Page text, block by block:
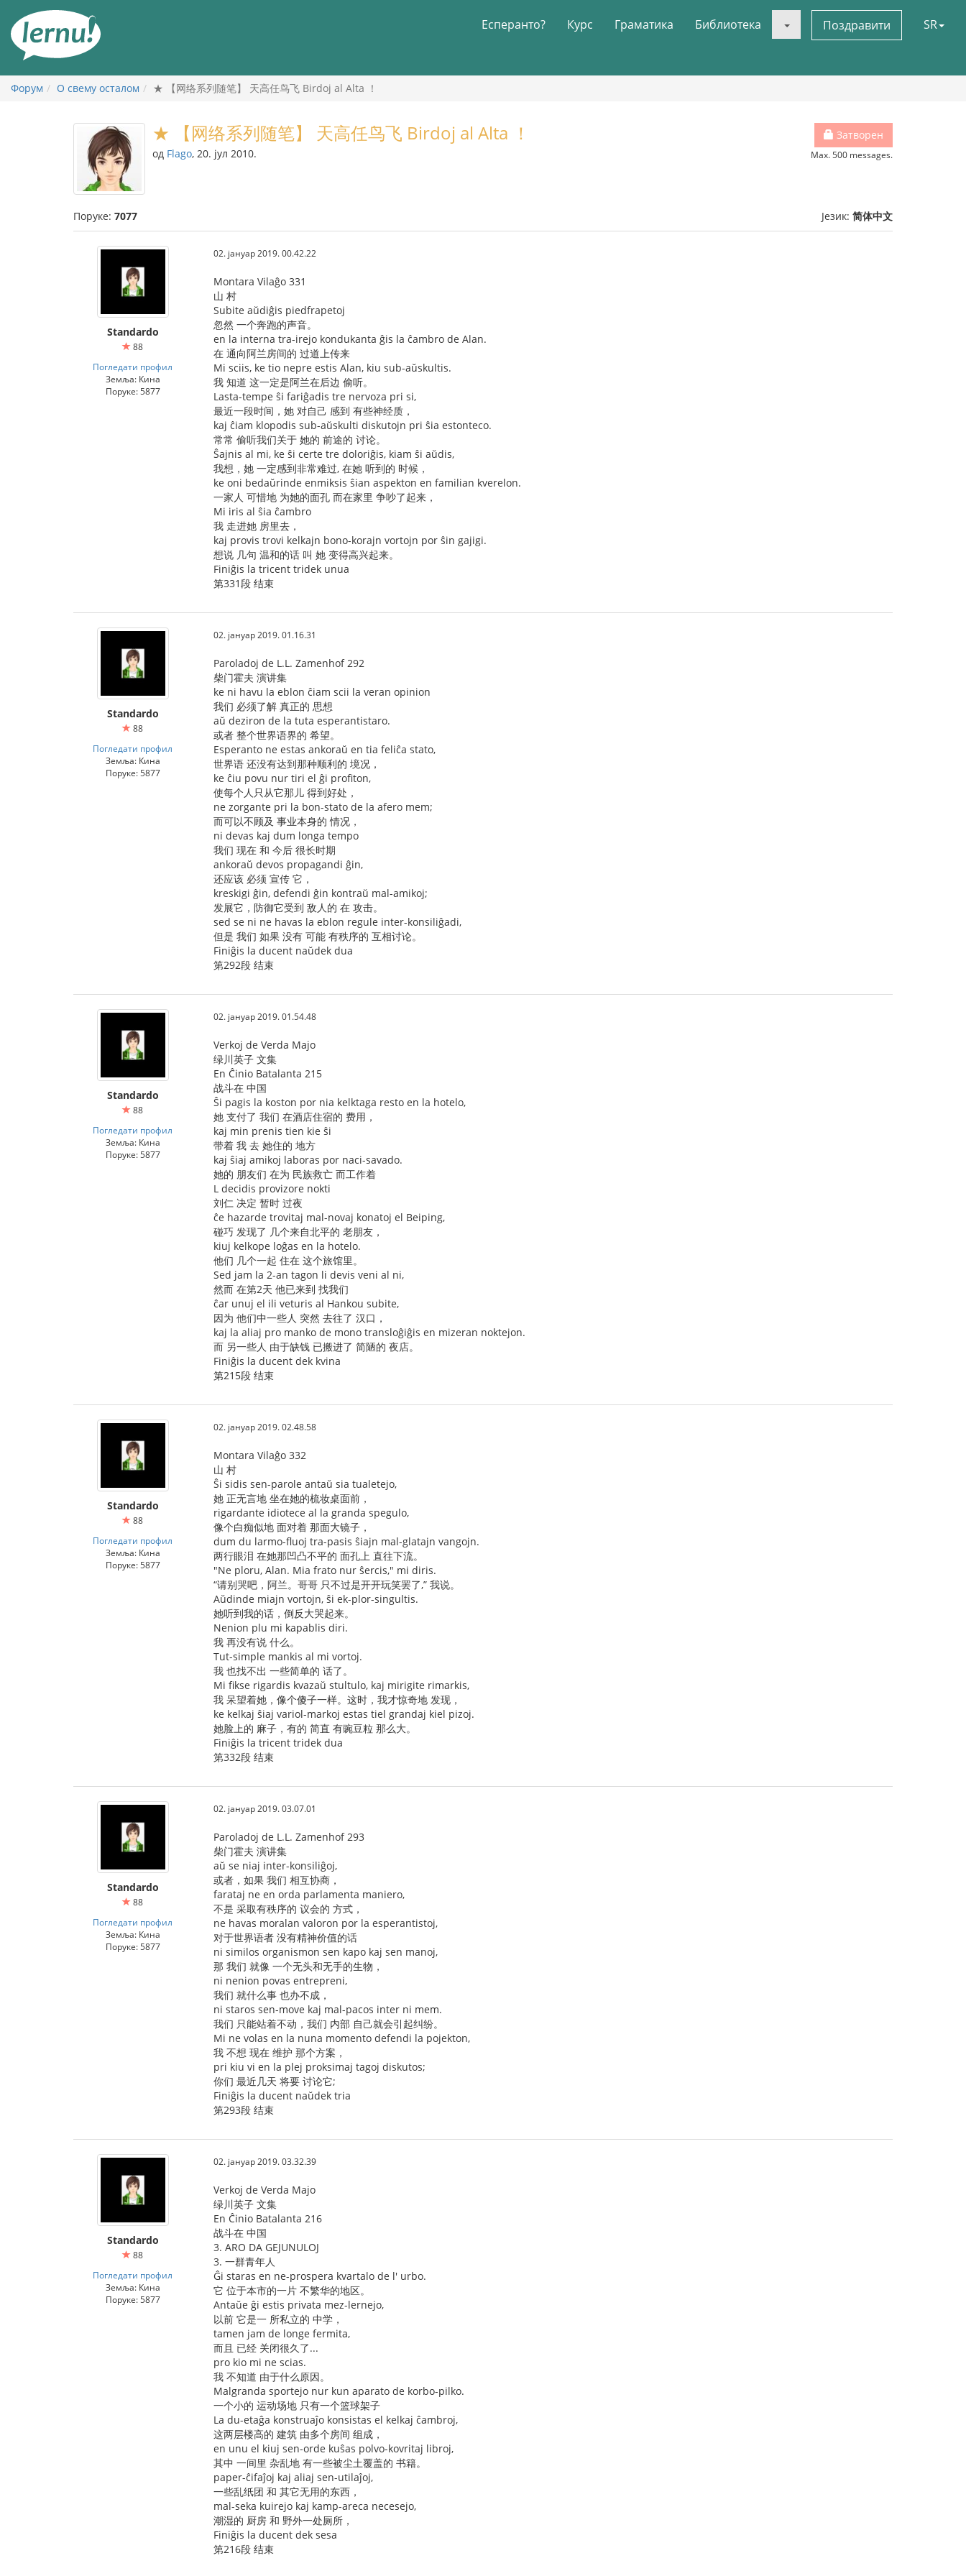
садржају
Есперанто? Курс Граматика Библиотека Поздравити SR
Форум О свему осталом ★ 【网络系列随笔】 天高任鸟飞 Birdoj al Alta ！
Затворен
Max. 500 messages.
★ 【网络系列随笔】 天高任鸟飞 Birdoj al Alta ！
од Flago, 20. јул 2010.
Поруке: 7077 Језик: 简体中文
Standardo
88
Погледати профил
Земља: Кина
Поруке: 5877
02. јануар 2019. 00.42.22
Montara Vilaĝo 331
山 村
Subite aŭdiĝis piedfrapetoj
忽然 一个奔跑的声音。
en la interna tra-irejo kondukanta ĝis la ĉambro de Alan.
在 通向阿兰房间的 过道上传来
Mi sciis, ke tio nepre estis Alan, kiu sub-aŭskultis.
我 知道 这一定是阿兰在后边 偷听。
Lasta-tempe ŝi fariĝadis tre nervoza pri si,
最近一段时间，她 对自己 感到 有些神经质，
kaj ĉiam klopodis sub-aŭskulti diskutojn pri ŝia estonteco.
常常 偷听我们关于 她的 前途的 讨论。
Ŝajnis al mi, ke ŝi certe tre doloriĝis, kiam ŝi aŭdis,
我想，她 一定感到非常难过, 在她 听到的 时候，
ke oni bedaŭrinde enmiksis ŝian aspekton en familian kverelon.
一家人 可惜地 为她的面孔 而在家里 争吵了起来，
Mi iris al ŝia ĉambro
我 走进她 房里去，
kaj provis trovi kelkajn bono-korajn vortojn por ŝin gajigi.
想说 几句 温和的话 叫 她 变得高兴起来。
Finiĝis la tricent tridek unua
第331段 结束
Standardo
88
Погледати профил
Земља: Кина
Поруке: 5877
02. јануар 2019. 01.16.31
Paroladoj de L.L. Zamenhof 292
柴门霍夫 演讲集
ke ni havu la eblon ĉiam scii la veran opinion
我们 必须了解 真正的 思想
aŭ deziron de la tuta esperantistaro.
或者 整个世界语界的 希望。
Esperanto ne estas ankoraŭ en tia feliĉa stato,
世界语 还没有达到那种顺利的 境况，
ke ĉiu povu nur tiri el ĝi profiton,
使每个人只从它那儿 得到好处，
ne zorgante pri la bon-stato de la afero mem;
而可以不顾及 事业本身的 情况，
ni devas kaj dum longa tempo
我们 现在 和 今后 很长时期
ankoraŭ devos propagandi ĝin,
还应该 必须 宣传 它，
kreskigi ĝin, defendi ĝin kontraŭ mal-amikoj;
发展它，防御它受到 敌人的 在 攻击。
sed se ni ne havas la eblon regule inter-konsiliĝadi,
但是 我们 如果 没有 可能 有秩序的 互相讨论。
Finiĝis la ducent naŭdek dua
第292段 结束
Standardo
88
Погледати профил
Земља: Кина
Поруке: 5877
02. јануар 2019. 01.54.48
Verkoj de Verda Majo
绿川英子 文集
En Ĉinio Batalanta 215
战斗在 中国
Ŝi pagis la koston por nia kelktaga resto en la hotelo,
她 支付了 我们 在酒店住宿的 费用，
kaj min prenis tien kie ŝi
带着 我 去 她住的 地方
kaj ŝiaj amikoj laboras por naci-savado.
她的 朋友们 在为 民族救亡 而工作着
L decidis provizore nokti
刘仁 决定 暂时 过夜
ĉe hazarde trovitaj mal-novaj konatoj el Beiping,
碰巧 发现了 几个来自北平的 老朋友，
kiuj kelkope loĝas en la hotelo.
他们 几个一起 住在 这个旅馆里。
Sed jam la 2-an tagon li devis veni al ni,
然而 在第2天 他已来到 找我们
ĉar unuj el ili veturis al Hankou subite,
因为 他们中一些人 突然 去往了 汉口，
kaj la aliaj pro manko de mono transloĝiĝis en mizeran noktejon.
而 另一些人 由于缺钱 已搬进了 简陋的 夜店。
Finiĝis la ducent dek kvina
第215段 结束
Standardo
88
Погледати профил
Земља: Кина
Поруке: 5877
02. јануар 2019. 02.48.58
Montara Vilaĝo 332
山 村
Ŝi sidis sen-parole antaŭ sia tualetejo,
她 正无言地 坐在她的梳妆桌面前，
rigardante idiotece al la granda spegulo,
像个白痴似地 面对着 那面大镜子，
dum du larmo-fluoj tra-pasis ŝiajn mal-glatajn vangojn.
两行眼泪 在她那凹凸不平的 面孔上 直往下流。
"Ne ploru, Alan. Mia frato nur ŝercis," mi diris.
“请别哭吧，阿兰。哥哥 只不过是开开玩笑罢了,” 我说。
Aŭdinde miajn vortojn, ŝi ek-plor-singultis.
她听到我的话，倒反大哭起来。
Nenion plu mi kapablis diri.
我 再没有说 什么。
Tut-simple mankis al mi vortoj.
我 也找不出 一些简单的 话了。
Mi fikse rigardis kvazaŭ stultulo, kaj mirigite rimarkis,
我 呆望着她，像个傻子一样。这时，我才惊奇地 发现，
ke kelkaj ŝiaj variol-markoj estas tiel grandaj kiel pizoj.
她脸上的 麻子，有的 简直 有豌豆粒 那么大。
Finiĝis la tricent tridek dua
第332段 结束
Standardo
88
Погледати профил
Земља: Кина
Поруке: 5877
02. јануар 2019. 03.07.01
Paroladoj de L.L. Zamenhof 293
柴门霍夫 演讲集
aŭ se niaj inter-konsiliĝoj,
或者，如果 我们 相互协商，
farataj ne en orda parlamenta maniero,
不是 采取有秩序的 议会的 方式，
ne havas moralan valoron por la esperantistoj,
对于世界语者 没有精神价值的话
ni similos organismon sen kapo kaj sen manoj,
那 我们 就像 一个无头和无手的生物，
ni nenion povas entrepreni,
我们 就什么事 也办不成，
ni staros sen-move kaj mal-pacos inter ni mem.
我们 只能站着不动，我们 内部 自己就会引起纠纷。
Mi ne volas en la nuna momento defendi la pojekton,
我 不想 现在 维护 那个方案，
pri kiu vi en la plej proksimaj tagoj diskutos;
你们 最近几天 将要 讨论它;
Finiĝis la ducent naŭdek tria
第293段 结束
Standardo
88
Погледати профил
Земља: Кина
Поруке: 5877
02. јануар 2019. 03.32.39
Verkoj de Verda Majo
绿川英子 文集
En Ĉinio Batalanta 216
战斗在 中国
3. ARO DA GEJUNULOJ
3. 一群青年人
Ĝi staras en ne-prospera kvartalo de l' urbo.
它 位于本市的一片 不繁华的地区。
Antaŭe ĝi estis privata mez-lernejo,
以前 它是一 所私立的 中学，
tamen jam de longe fermita,
而且 已经 关闭很久了...
pro kio mi ne scias.
我 不知道 由于什么原因。
Malgranda sportejo nur kun aparato de korbo-pilko.
一个小的 运动场地 只有一个篮球架子
La du-etaĝa konstruaĵo konsistas el kelkaj ĉambroj,
这两层楼高的 建筑 由多个房间 组成，
en unu el kiuj sen-orde kuŝas polvo-kovritaj libroj,
其中 一间里 杂乱地 有一些被尘土覆盖的 书籍。
paper-ĉifaĵoj kaj aliaj sen-utilaĵoj,
一些乱纸团 和 其它无用的东西，
mal-seka kuirejo kaj kamp-areca necesejo,
潮湿的 厨房 和 野外一处厕所，
Finiĝis la ducent dek sesa
第216段 结束